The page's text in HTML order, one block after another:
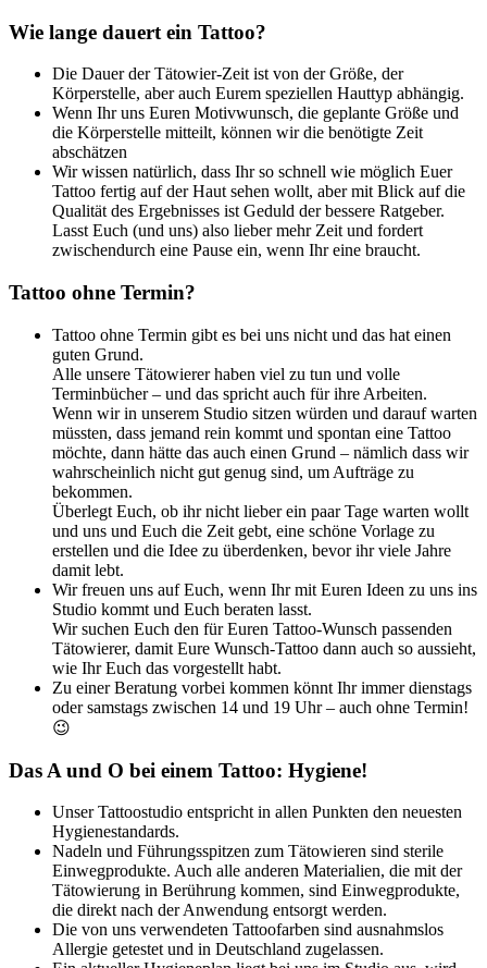
Wie lange dauert ein Tattoo?
Die Dauer der Tätowier-Zeit ist von der Größe, der
Körperstelle, aber auch Eurem speziellen Hauttyp abhängig.
Wenn Ihr uns Euren Motivwunsch, die geplante Größe und
die Körperstelle mitteilt, können wir die benötigte Zeit
abschätzen
Wir wissen natürlich, dass Ihr so schnell wie möglich Euer
Tattoo fertig auf der Haut sehen wollt, aber mit Blick auf die
Qualität des Ergebnisses ist Geduld der bessere Ratgeber.
Lasst Euch (und uns) also lieber mehr Zeit und fordert
zwischendurch eine Pause ein, wenn Ihr eine braucht.
Tattoo ohne Termin?
Tattoo ohne Termin gibt es bei uns nicht und das hat einen
guten Grund.
Alle unsere Tätowierer haben viel zu tun und volle
Terminbücher – und das spricht auch für ihre Arbeiten.
Wenn wir in unserem Studio sitzen würden und darauf warten
müssten, dass jemand rein kommt und spontan eine Tattoo
möchte, dann hätte das auch einen Grund – nämlich dass wir
wahrscheinlich nicht gut genug sind, um Aufträge zu
bekommen.
Überlegt Euch, ob ihr nicht lieber ein paar Tage warten wollt
und uns und Euch die Zeit gebt, eine schöne Vorlage zu
erstellen und die Idee zu überdenken, bevor ihr viele Jahre
damit lebt.
Wir freuen uns auf Euch, wenn Ihr mit Euren Ideen zu uns ins
Studio kommt und Euch beraten lasst.
Wir suchen Euch den für Euren Tattoo-Wunsch passenden
Tätowierer, damit Eure Wunsch-Tattoo dann auch so aussieht,
wie Ihr Euch das vorgestellt habt.
Zu einer Beratung vorbei kommen könnt Ihr immer dienstags
oder samstags zwischen 14 und 19 Uhr – auch ohne Termin!
😉
Das A und O bei einem Tattoo: Hygiene!
Unser Tattoostudio entspricht in allen Punkten den neuesten
Hygienestandards.
Nadeln und Führungsspitzen zum Tätowieren sind sterile
Einwegprodukte. Auch alle anderen Materialien, die mit der
Tätowierung in Berührung kommen, sind Einwegprodukte,
die direkt nach der Anwendung entsorgt werden.
Die von uns verwendeten Tattoofarben sind ausnahmslos
Allergie getestet und in Deutschland zugelassen.